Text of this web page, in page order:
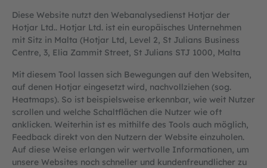
Diese Website nutzt den Webanalysedienst Hotjar der
Hotjar Ltd.. Hotjar Ltd. ist ein europäisches Unternehmen
mit Sitz in Malta (Hotjar Ltd, Level 2, St Julians Business
Centre, 3, Elia Zammit Street, St Julians STJ 1000, Malta
Mit diesem Tool lassen sich Bewegungen auf den Websiten,
auf denen Hotjar eingesetzt wird, nachvollziehen (sog.
Heatmaps). So ist beispielsweise erkennbar, wie weit Nutzer
scrollen und welche Schaltflächen die Nutzer wie oft
anklicken. Weiterhin ist es mithilfe des Tools auch möglich,
Feedback direkt von den Nutzern der Website einzuholen.
Auf diese Weise erlangen wir wertvolle Informationen, um
unsere Websites noch schneller und kundenfreundlicher zu